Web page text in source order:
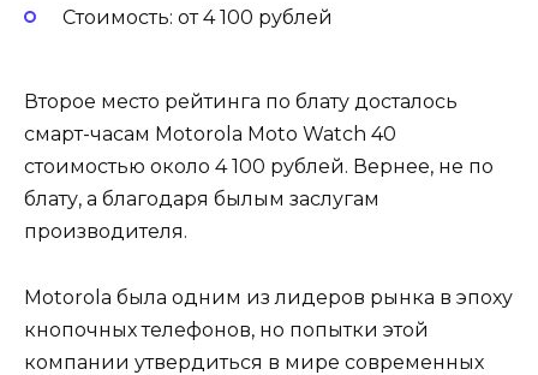
Стоимость: от 4 100 рублей
Второе место рейтинга по блату досталось
смарт-часам Motorola Moto Watch 40
стоимостью около 4 100 рублей. Вернее, не по
блату, а благодаря былым заслугам
производителя.
Motorola была одним из лидеров рынка в эпоху
кнопочных телефонов, но попытки этой
компании утвердиться в мире современных